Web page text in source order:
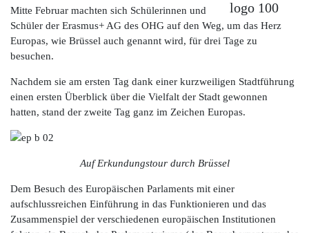
Mitte Februar machten sich Schülerinnen und
Schüler der Erasmus+ AG des OHG auf den Weg, um das Herz
Europas, wie Brüssel auch genannt wird, für drei Tage zu
besuchen.
Nachdem sie am ersten Tag dank einer kurzweiligen Stadtführung
einen ersten Überblick über die Vielfalt der Stadt gewonnen
hatten, stand der zweite Tag ganz im Zeichen Europas.
Auf Erkundungstour durch Brüssel
Dem Besuch des Europäischen Parlaments mit einer
aufschlussreichen Einführung in das Funktionieren und das
Zusammenspiel der verschiedenen europäischen Institutionen